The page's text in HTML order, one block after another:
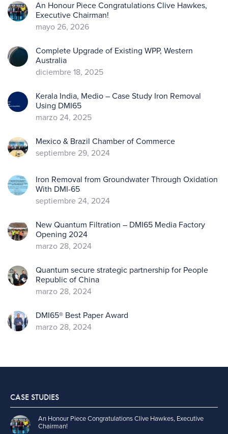
An Honour Piece Congratulations Clive Hawkes,
Executive Chairman!
mayo 26, 2026
Complete Upgrade of Existing WPP, Western
Australia
diciembre 18, 2025
Kerala India, Medio – Case Study Iron Removal
Using DMI65
marzo 24, 2025
Mexico & Brazil Chamber of Commerce
septiembre 29, 2024
Iron Removal from Groundwater Through Oxidation
With DMI-65
septiembre 24, 2024
New Quantum Filtration – DMI65 Media Factory
Opening 2024
marzo 28, 2024
Quantum secure strategic partnership for People
Republic of China
marzo 28, 2024
DMI65® Best Paper Award
marzo 28, 2024
CASE STUDIES
An Honour Piece Congratulations Clive Hawkes, Executive
Chairman!